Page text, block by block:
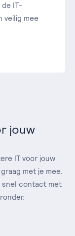
IT-
veilig mee
jouw
IT voor jouw
met je mee.
snel contact met